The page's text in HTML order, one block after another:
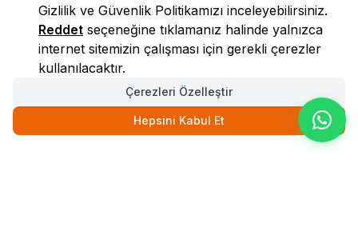
LokmanAVM
Gizlilik ve Güvenlik Politikamızı inceleyebilirsiniz.
Reddet seçeneğine tıklamanız halinde yalnızca
internet sitemizin çalışması için gerekli çerezler
kullanılacaktır.
Çerezleri Özelleştir
Hepsini Kabul Et